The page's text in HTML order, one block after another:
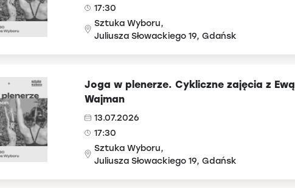
17:30
Sztuka Wyboru,
Juliusza Słowackiego 19, Gdańsk
Joga w plenerze. Cykliczne zajęcia z Ewą
Wajman
13.07.2026
17:30
Sztuka Wyboru,
Juliusza Słowackiego 19, Gdańsk